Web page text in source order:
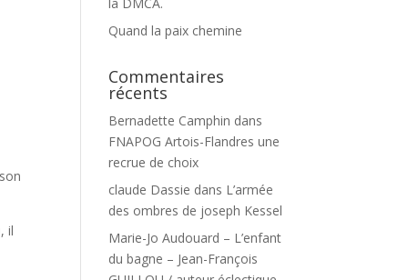
il
Quand la paix chemine
Commentaires
récents
Bernadette Camphin dans
FNAPOG Artois-Flandres une
recrue de choix
claude Dassie dans L’armée
des ombres de joseph Kessel
Marie-Jo Audouard – L’enfant
du bagne – Jean-François